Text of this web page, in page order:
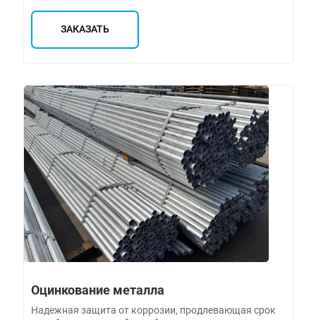
ЗАКАЗАТЬ
Оцинкование металла
Надежная защита от коррозии, продлевающая срок